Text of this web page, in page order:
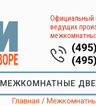
Официальный
ведущих
МЕЖКОМНАТНЫЕ
Главная /